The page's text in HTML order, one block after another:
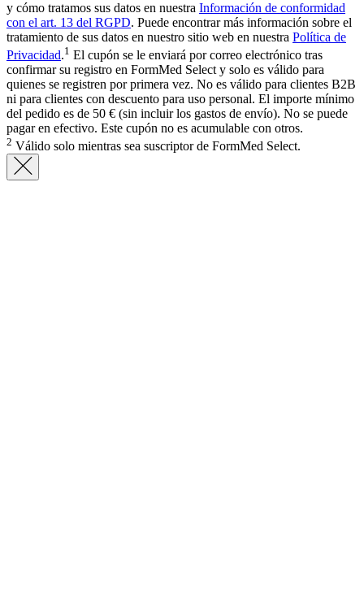
y cómo tratamos sus datos en nuestra Información de conformidad
con el art. 13 del RGPD. Puede encontrar más información sobre el
tratamiento de sus datos en nuestro sitio web en nuestra Política de
Privacidad.1 El cupón se le enviará por correo electrónico tras
confirmar su registro en FormMed Select y solo es válido para
quienes se registren por primera vez. No es válido para clientes B2B
ni para clientes con descuento para uso personal. El importe mínimo
del pedido es de 50 € (sin incluir los gastos de envío). No se puede
pagar en efectivo. Este cupón no es acumulable con otros.
2 Válido solo mientras sea suscriptor de FormMed Select.